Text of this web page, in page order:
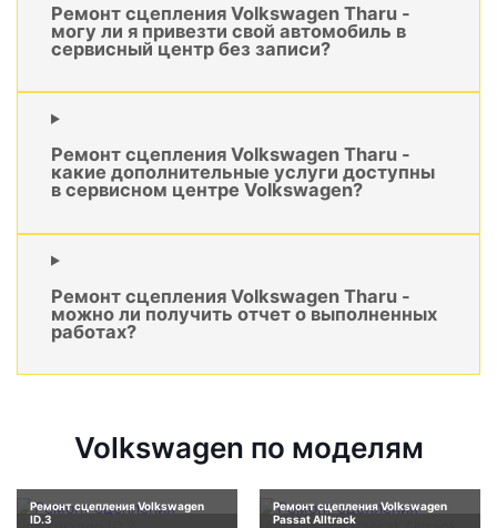
Ремонт сцепления Volkswagen Tharu -
могу ли я привезти свой автомобиль в
сервисный центр без записи?
Ремонт сцепления Volkswagen Tharu -
какие дополнительные услуги доступны
в сервисном центре Volkswagen?
Ремонт сцепления Volkswagen Tharu -
можно ли получить отчет о выполненных
работах?
Volkswagen по моделям
Ремонт сцепления Volkswagen
ID.3
Ремонт сцепления Volkswagen
Passat Alltrack